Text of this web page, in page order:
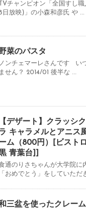
TVチャンピオン「全国すし
日放映)」の小森和彦氏 や ...
菜のパスタ
ノンチェマーレさんです い
ません？ 2014/01 後半な ...
【デザート】クラッシ
キャラメルとアニス
ム（800円）[ビスト
青葉台]]
通のりさちゃんが大学院に
「おめでとう」をしていただ
三盆を使ったクレー